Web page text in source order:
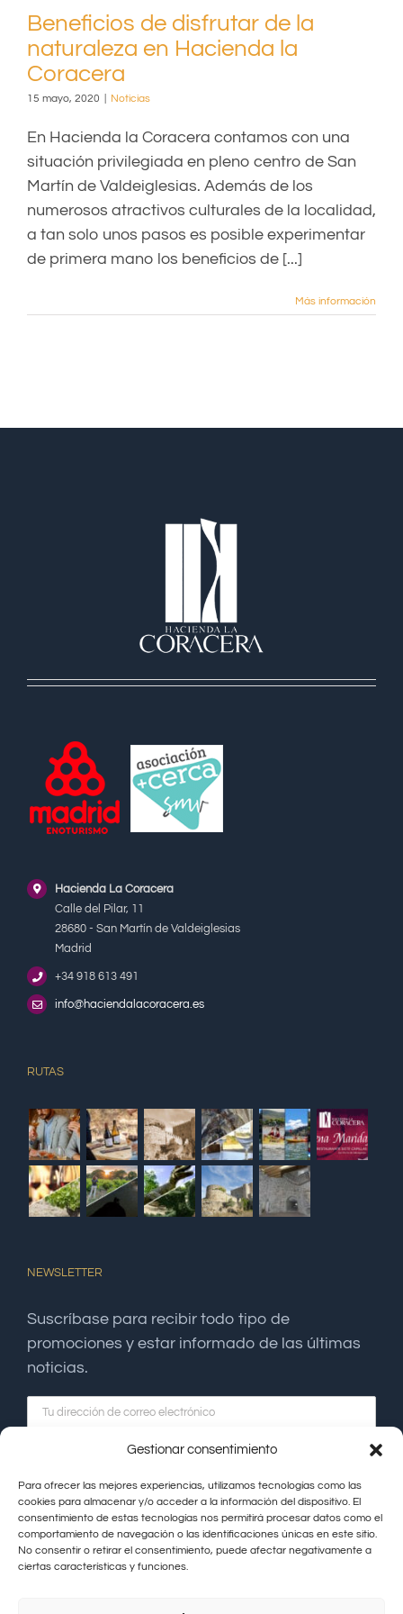
Gestionar consentimiento
Para ofrecer las mejores experiencias, utilizamos tecnologías como las
cookies para almacenar y/o acceder a la información del dispositivo. El
consentimiento de estas tecnologías nos permitirá procesar datos como el
comportamiento de navegación o las identificaciones únicas en este sitio.
No consentir o retirar el consentimiento, puede afectar negativamente a
ciertas características y funciones.
Beneficios de disfrutar de la
naturaleza en Hacienda la
Coracera
15 mayo, 2020 Noticias
En Hacienda la Coracera contamos con una
situación privilegiada en pleno centro de San
Martín de Valdeiglesias. Además de los
numerosos atractivos culturales de la localidad,
a tan solo unos pasos es posible experimentar
de primera mano los beneficios de [...]
Más información
Hacienda La Coracera
Calle del Pilar, 11
28680 - San Martín de Valdeiglesias
Madrid
+34 918 613 491
info@haciendalacoracera.es
RUTAS
NEWSLETTER
Suscríbase para recibir todo tipo de
promociones y estar informado de las últimas
noticias.